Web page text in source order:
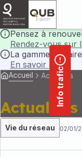
principal
Pensez à
Rendez-vous sur
La gamme
En savoir plus
Info trafic
Accueil Actualités
Actualités
Vie du réseau 02/01/
Panneau de gestion